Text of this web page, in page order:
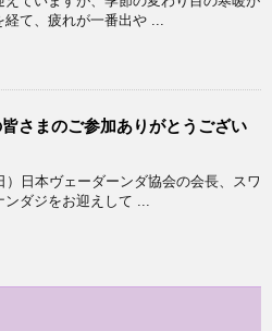
て、疲れが一番出や ...
さまのご参加ありがとうござい
）日本ヴェーダーンダ協会の会長、スワ
ンダジをお迎えして ...